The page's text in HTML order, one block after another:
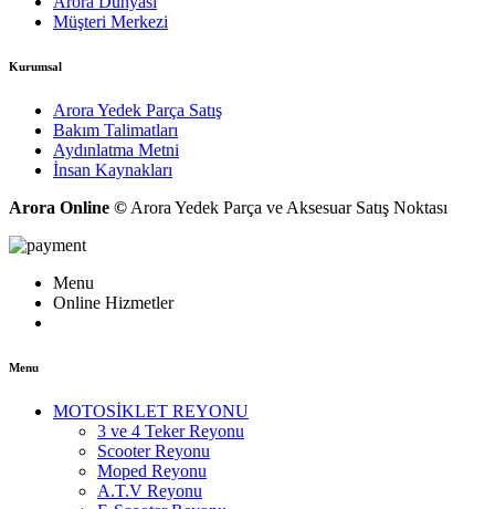
Müşteri Merkezi
Kurumsal
Arora Yedek Parça Satış
Bakım Talimatları
Aydınlatma Metni
İnsan Kaynakları
Arora Online © Arora Yedek Parça ve Aksesuar Satış Noktası
Menu
Online Hizmetler
Menu
MOTOSİKLET REYONU
3 ve 4 Teker Reyonu
Scooter Reyonu
Moped Reyonu
A.T.V Reyonu